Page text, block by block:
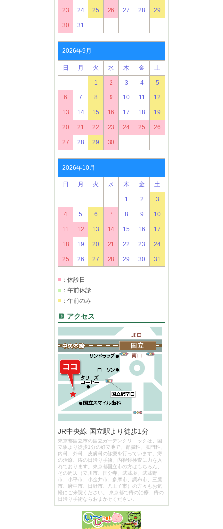
23 24 25 26 27 28 29
30 31
2026年9月
日 月 火 水 木 金 土
1 2 3 4 5
6 7 8 9 10 11 12
13 14 15 16 17 18 19
20 21 22 23 24 25 26
27 28 29 30
2026年10月
日 月 火 水 木 金 土
1 2 3
4 5 6 7 8 9 10
11 12 13 14 15 16 17
18 19 20 21 22 23 24
25 26 27 28 29 30 31
■ ：休診日
■ ：午前休診
■ ：午前のみ
アクセス
JR中央線 国立駅より徒歩1分
東京都国立市の国立ガーデンクリニックは、国
立駅より徒歩1分の好立地で、胃腸科、肛門科、
内科、外科、皮膚科の診療を行っています。痔
の治療、痔の日帰り手術、内視鏡検査に力を入
れております。東京都国立市の方はもちろん、
その周辺（立川市、国分寺、武蔵境、武蔵野
市、小平市、小金井市、多摩市、調布市、三鷹
市、府中市、日野市、八王子市）の方々もお気
軽にご来院ください。 東京都で痔の治療、痔の
日帰り手術ならおまかせください。